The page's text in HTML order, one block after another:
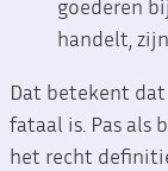
goederen
handelt,
Dat betekent
fataal is. Pas als
het recht